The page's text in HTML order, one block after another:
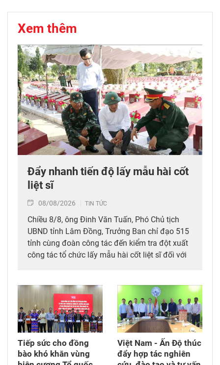
Xem thêm
Đẩy nhanh tiến độ lấy mẫu hài cốt
liệt sĩ
08/08/2026 TIN TỨC
Chiều 8/8, ông Đinh Văn Tuấn, Phó Chủ tịch
UBND tỉnh Lâm Đồng, Trưởng Ban chỉ đạo 515
tỉnh cùng đoàn công tác đến kiểm tra đột xuất
công tác tổ chức lấy mẫu hài cốt liệt sĩ đối với
thời tặng quà cho cán bộ, chiến sĩ tham gia
công tác lấy mẫu tại đây.
Tiếp sức cho đồng
bào khó khăn vùng
Việt Nam - Ấn Độ thúc
đẩy hợp tác nghiên